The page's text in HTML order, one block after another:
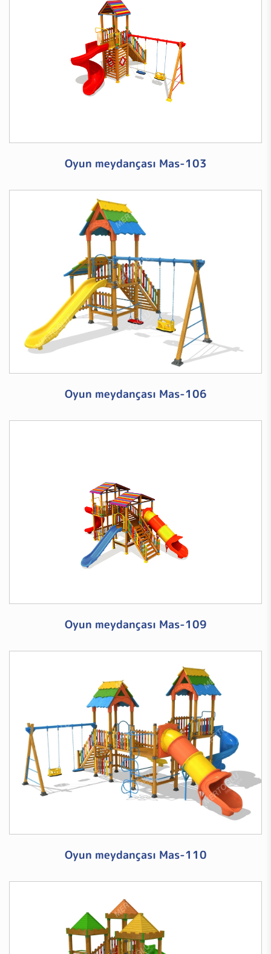
Oyun meydançası Mas-103
Oyun meydançası Mas-106
Oyun meydançası Mas-109
Oyun meydançası Mas-110